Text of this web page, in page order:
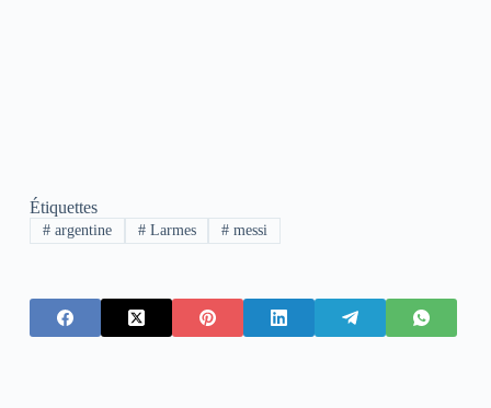
Étiquettes
#argentine #Larmes # messi